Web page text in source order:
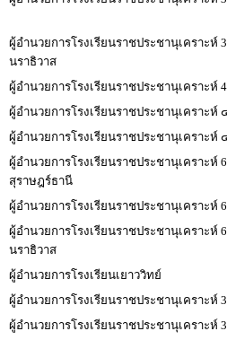
ผู้อำนวยการโรงเรียนราชประชานุเคราะห์
นราธิวาส
ผู้อำนวยการโรงเรียนราชประชานุเคราะห์
ผู้อำนวยการโรงเรียนราชประชานุเคราะห์
ผู้อำนวยการโรงเรียนราชประชานุเคราะห์
ผู้อำนวยการโรงเรียนราชประชานุเคราะห์
สุราษฎร์ธานี
ผู้อำนวยการโรงเรียนราชประชานุเคราะห์
ผู้อำนวยการโรงเรียนราชประชานุเคราะห์
นราธิวาส
ผู้อำนวยการโรงเรียนเยาววิทย์
ผู้อำนวยการโรงเรียนราชประชานุเคราะห์
ผู้อำนวยการโรงเรียนราชประชานุเคราะห์